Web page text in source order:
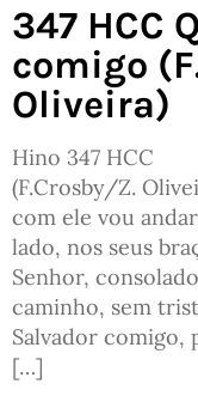
347 HCC
comigo
Oliveira)
Hino 347 HCC
(F.Crosby/Z.
com ele vou
lado, nos seus
Senhor,
caminho, sem
Salvador comigo,
[…]